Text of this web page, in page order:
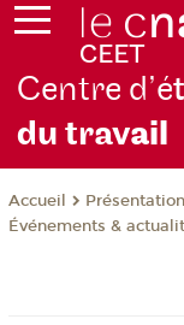
Centre d’é
du travail
Accueil
Événements &